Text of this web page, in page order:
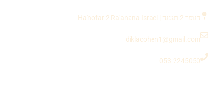
הנופר 2 רעננה | Ha'nofar 2 Ra'anana Israel
diklacohen1@gmail.com
053-2245050